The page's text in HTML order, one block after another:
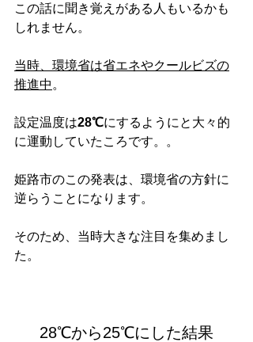
この話に聞き覚えがある人もいるかも
しれません。
当時、環境省は省エネやクールビズの
推進中 。
設定温度は28℃にするようにと大々的
に運動していたころです。。
姫路市のこの発表は、環境省の方針に
逆らうことになります。
そのため、当時大きな注目を集めまし
た。
28℃から25℃にした結果